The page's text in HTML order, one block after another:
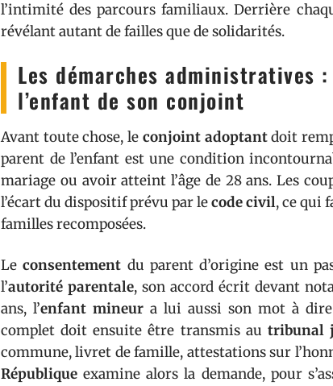
l’intimité des parcours familiaux. Derrière
révélant autant de failles que de solidarités.
Les démarches administratives
l’enfant de son conjoint
Avant toute chose, le conjoint adoptantdoit
parent de l’enfant est une condition
mariage ou avoir atteint l’âge de 28 ans. Les
l’écart du dispositif prévu par lecode civil, ce qui
familles recomposées.
Leconsentement du parent d’origine est un
l’autorité parentale, son accord écrit devant
ans, l’enfant mineur a lui aussi son mot à
complet doit ensuite être transmis au tribunal
commune, livret de famille, attestations sur
République examine alors la demande, pour